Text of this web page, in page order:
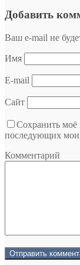
Добавить
Ваш e-mail не
Имя
E-mail
Сайт
Сохранить моё
последующих
Комментарий